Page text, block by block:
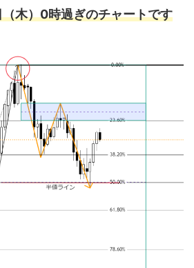
木）0時過ぎのチャートです